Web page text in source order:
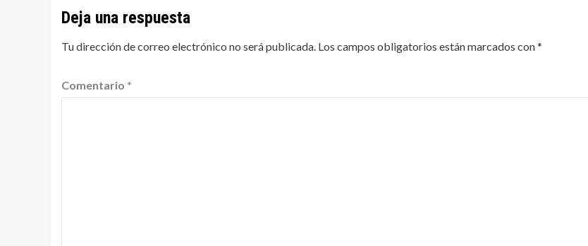
Deja una respuesta
Tu dirección de correo electrónico no será publicada. Los campos obligatorios están marcados con*
Comentario *